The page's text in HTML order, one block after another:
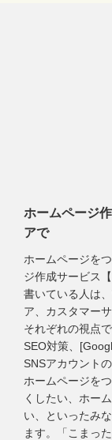
ホームページ
アで
ホームページを
ジ作成サービス
書いている人は
ア、カスタマー
それぞれの視点
SEO対策、
SNSアカウント
ホームページを
くしたい、ホー
い、といったみ
ます。「こまっ